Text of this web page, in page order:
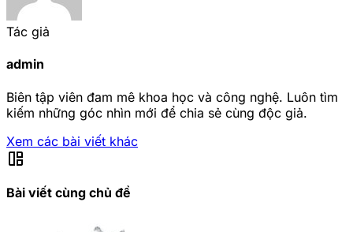
Tác giả
admin
Biên tập viên đam mê khoa học và công nghệ. Luôn tìm
kiếm những góc nhìn mới để chia sẻ cùng độc giả.
Xem các bài viết khác
auto_awesome_mosaic
Bài viết cùng chủ đề